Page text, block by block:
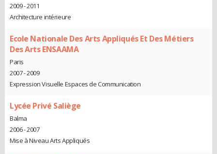
2009 - 2011
Architecture intérieure
Ecole Nationale Des Arts Appliqués Et Des Métiers
Des Arts ENSAAMA
Paris
2007 - 2009
Expression Visuelle Espaces de Communication
Lycée Privé Saliège
Balma
2006 - 2007
Mise à Niveau Arts Appliqués